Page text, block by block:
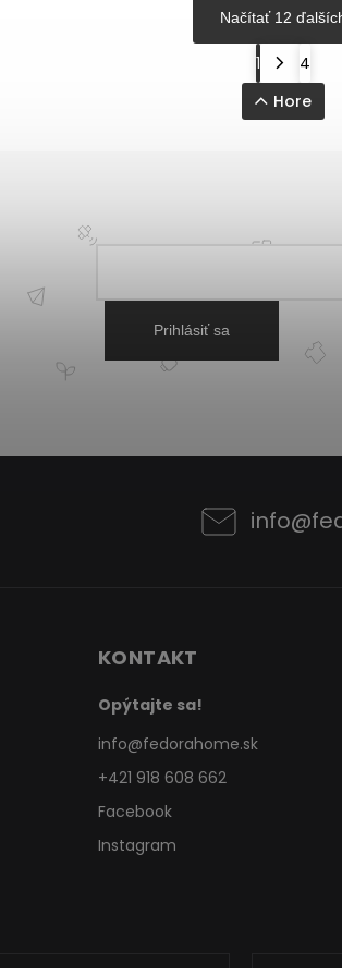
Načítať 12
1
4
Hore
Prihlásiť sa
info@
KONTAKT
Opýtajte sa!
info@fedorahome.sk
+421 918 608 662
Facebook
Instagram